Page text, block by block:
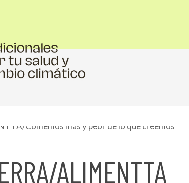
ALIMENTTA